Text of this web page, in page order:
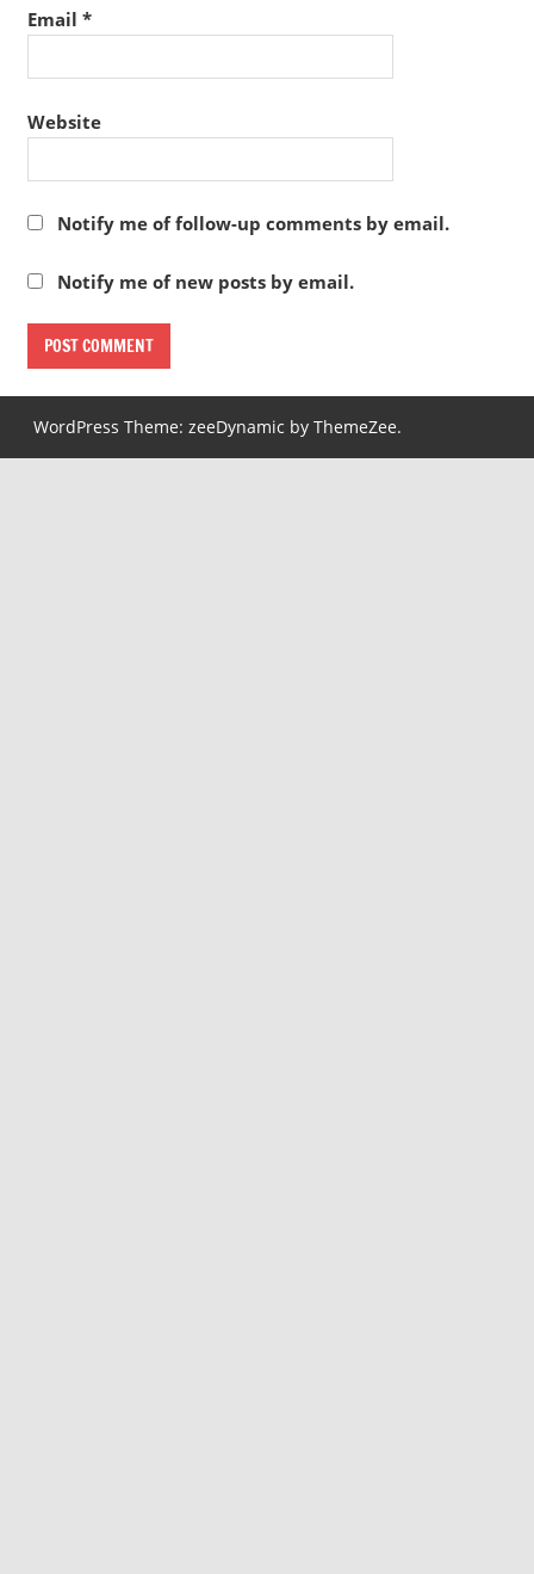
Email *
Website
Notify me of follow-up comments by email.
Notify me of new posts by email.
WordPress Theme: zeeDynamic by ThemeZee.